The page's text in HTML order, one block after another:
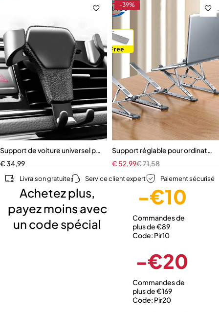
Support de voiture universel pour téléphone portable
€34,99
-39%
Support réglable pour
€71,58
€ 52,99
Livraison gratuite Service client expert Paiement sécurisé
Achetez plus,
payez moins avec
un code spécial
-€10
Commandes de
plus de €89
Code: Pir10
-€20
Commandes de
plus de €169
Code: Pir20